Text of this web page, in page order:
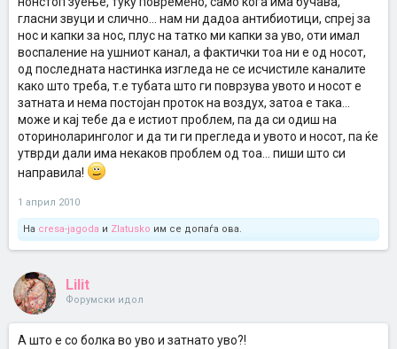
гласни звуци и слично... нам ни дадоа антибиотици, спреј за
нос и капки за нос, плус на татко ми капки за уво, оти имал
воспаление на ушниот канал, а фактички тоа ни е од носот,
од последната настинка изгледа не се исчистиле каналите
како што треба, т.е тубата што ги поврзува увото и носот е
затната и нема постојан проток на воздух, затоа е така...
може и кај тебе да е истиот проблем, па да си одиш на
оториноларинголог и да ти ги прегледа и увото и носот, па ќе
утврди дали има некаков проблем од тоа... пиши што си
направила!
1 април 2010
На cresa-jagoda и Zlatusko им се допаѓа ова.
Lilit
Форумски идол
А што е со болка во уво и затнато уво?!